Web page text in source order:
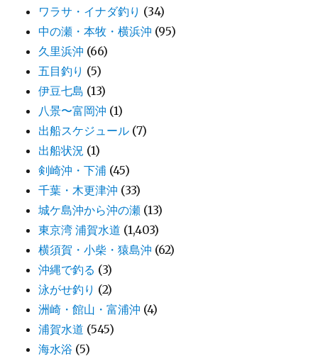
ワラサ・イナダ釣り (34)
中の瀬・本牧・横浜沖 (95)
久里浜沖 (66)
五目釣り (5)
伊豆七島 (13)
八景〜富岡沖 (1)
出船スケジュール (7)
出船状況 (1)
剣崎沖・下浦 (45)
千葉・木更津沖 (33)
城ケ島沖から沖の瀬 (13)
東京湾 浦賀水道 (1,403)
横須賀・小柴・猿島沖 (62)
沖縄で釣る (3)
泳がせ釣り (2)
洲崎・館山・富浦沖 (4)
浦賀水道 (545)
海水浴 (5)